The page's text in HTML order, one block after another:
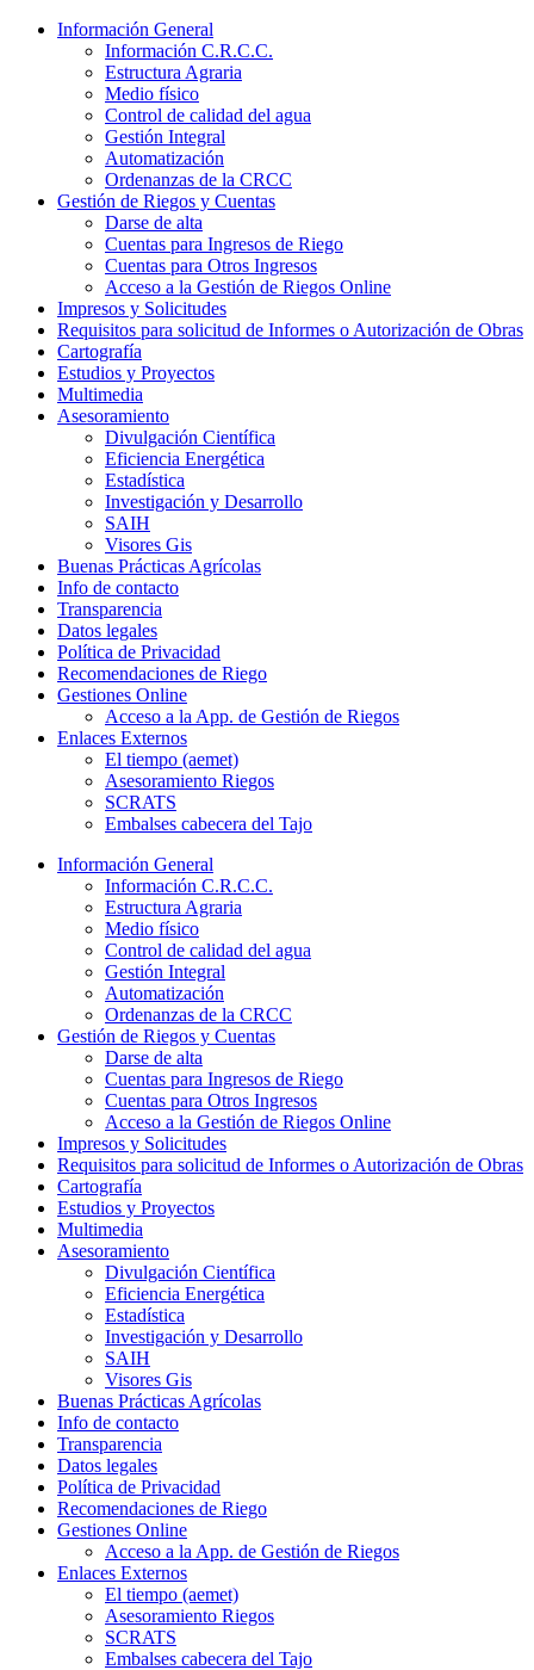
Información General
Información C.R.C.C.
Estructura Agraria
Medio físico
Control de calidad del agua
Gestión Integral
Automatización
Ordenanzas de la CRCC
Gestión de Riegos y Cuentas
Darse de alta
Cuentas para Ingresos de Riego
Cuentas para Otros Ingresos
Acceso a la Gestión de Riegos Online
Impresos y Solicitudes
Requisitos para solicitud de Informes o Autorización de Obras
Cartografía
Estudios y Proyectos
Multimedia
Asesoramiento
Divulgación Científica
Eficiencia Energética
Estadística
Investigación y Desarrollo
SAIH
Visores Gis
Buenas Prácticas Agrícolas
Info de contacto
Transparencia
Datos legales
Política de Privacidad
Recomendaciones de Riego
Gestiones Online
Acceso a la App. de Gestión de Riegos
Enlaces Externos
El tiempo (aemet)
Asesoramiento Riegos
SCRATS
Embalses cabecera del Tajo
Información General
Información C.R.C.C.
Estructura Agraria
Medio físico
Control de calidad del agua
Gestión Integral
Automatización
Ordenanzas de la CRCC
Gestión de Riegos y Cuentas
Darse de alta
Cuentas para Ingresos de Riego
Cuentas para Otros Ingresos
Acceso a la Gestión de Riegos Online
Impresos y Solicitudes
Requisitos para solicitud de Informes o Autorización de Obras
Cartografía
Estudios y Proyectos
Multimedia
Asesoramiento
Divulgación Científica
Eficiencia Energética
Estadística
Investigación y Desarrollo
SAIH
Visores Gis
Buenas Prácticas Agrícolas
Info de contacto
Transparencia
Datos legales
Política de Privacidad
Recomendaciones de Riego
Gestiones Online
Acceso a la App. de Gestión de Riegos
Enlaces Externos
El tiempo (aemet)
Asesoramiento Riegos
SCRATS
Embalses cabecera del Tajo